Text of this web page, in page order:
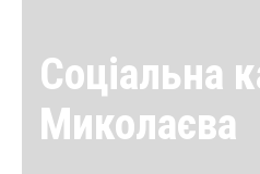
Соціальна
Миколаєва